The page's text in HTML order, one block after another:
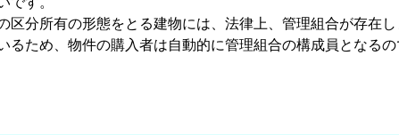
区分所有の形態をとる建物には、法律上、管理組合が存在
るため、物件の購入者は自動的に管理組合の構成員となるの